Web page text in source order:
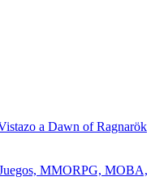
a Dawn of Ragnarök
MMORPG, MOBA,